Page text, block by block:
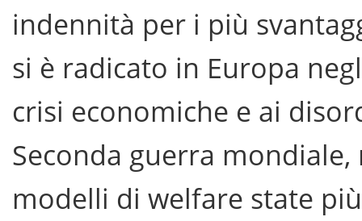
indennità per i più
si è radicato in Europa
crisi economiche e ai
Seconda guerra
modelli di welfare state